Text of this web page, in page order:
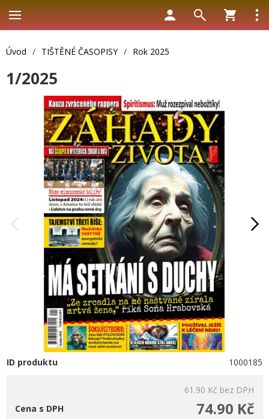
Úvod / TIŠTĚNÉ ČASOPISY / Rok 2025
1/2025
ID produktu 1000185
61.90 Kč bez DPH
74.90 Kč
Cena s DPH